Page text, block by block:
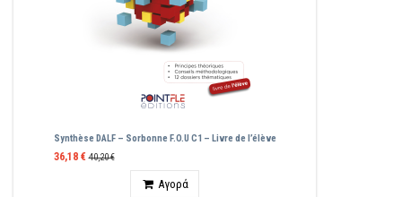
Synthèse DALF – Sorbonne F.O.U C1 – Livre de l’élève
36,18 € 40,20 €
Αγορά